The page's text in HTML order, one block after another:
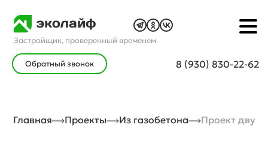
Застройщик, проверенный временем
Обратный звонок 8 (930) 830-22-62
Главная Проекты Из газобетона Проект